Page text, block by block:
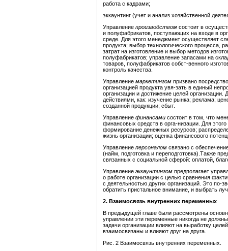
работа с кадрами;
эккаунтинг (учет и анализ хозяйственной
Управление производством состоит в
и полуфабрикатов, поступающих на входе в
среде. Для этого менеджмент осуществляет
продукта; выбор технологического процесса,
затрат на изготовление и выбор методов
полуфабрикатов; управление запасами на
товаров, полуфабрикатов собст-венного
контроль качества.
Управление маркетингом призвано
организацией продукта увя-зать в единый
организации и достижение целей
действиями, как: изучение рынка; реклама;
созданной продукции; сбыт.
Управление финансами состоит в том, что
финансовых средств в орга-низации. Для
формирование денежных ресурсов;
жизнь организации; оценка финансового
Управление персоналом связано с
(найм, подготовка и переподготовка).Также
связанных с социальной сферой: оплатой,
Управление эккаунтингом предполагает
о работе организации с целью сравнения
с деятельностью других организаций. Это по-
обратить пристальное внимание, и выбрать
2. Взаимосвязь внутренних переменных
В предыдущей главе были рассмотрены
управлении эти переменные никогда не
задачи организации влияют на выработку
взаимосвязаны и влияют друг на друга.
Рис. 2 Взаимосвязь внутренних переменных.